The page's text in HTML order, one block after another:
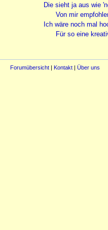
Die sieht ja aus wie
Von mir
Ich wäre noch mal
Für so eine
Forumübersicht | Kontakt | Über uns